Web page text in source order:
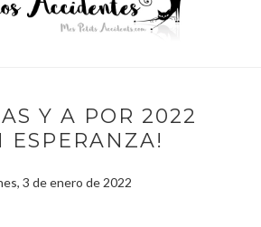
Y A POR 2022
ESPERANZA!
3 de enero de 2022